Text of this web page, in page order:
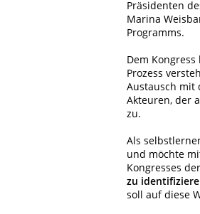
Präsidenten
Marina
Programms.
Dem
Prozess
Austausch mit
Akteuren, der
zu.
Als
und möchte
Kongresses
zu
soll auf diese